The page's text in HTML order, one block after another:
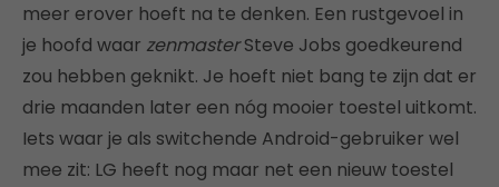
meer erover hoeft na te denken. Een rustgevoel in
je hoofd waar zenmasterSteve Jobs goedkeurend
zou hebben geknikt. Je hoeft niet bang te zijn dat er
drie maanden later een nóg mooier toestel uitkomt.
Iets waar je als switchende Android-gebruiker wel
mee zit: LG heeft nog maar net een nieuw toestel